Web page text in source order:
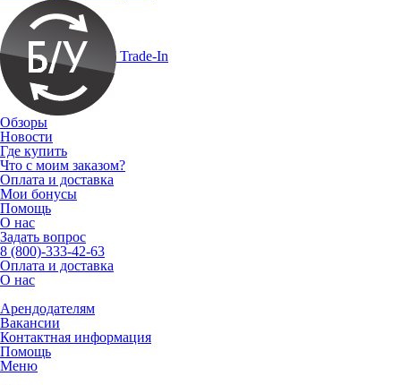
Trade-In
Обзоры
Новости
Где купить
Что с моим заказом?
Оплата и доставка
Мои бонусы
Помощь
О нас
Задать вопрос
8 (800)-333-42-63
Оплата и доставка
О нас
Арендодателям
Вакансии
Контактная информация
Помощь
Меню